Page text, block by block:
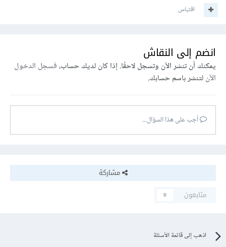
اقتباس
انضم إلى النقاش
يمكنك أن تنشر الآن وتسجل لاحقًا. إذا كان لديك حساب،فسجل الدخول
الآنلتنشر باسم حسابك.
أجب على هذا السؤال...
مشاركة
متابعون
0
اذهب إلى قائمة الأسئلة